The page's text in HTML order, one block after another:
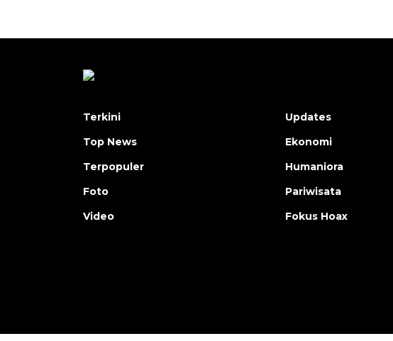
Terkini
Top News
Terpopuler
Foto
Video
Updates
Ekonomi
Humaniora
Pariwisata
Fokus Hoax